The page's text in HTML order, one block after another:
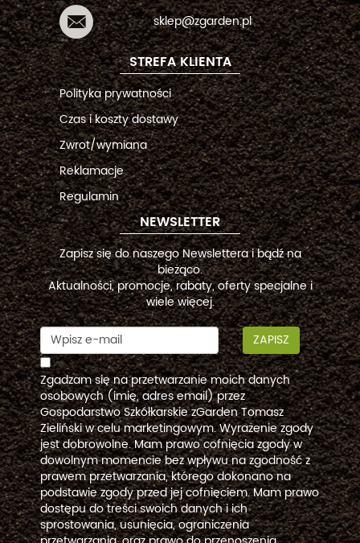
sklep@zgarden.pl
STREFA KLIENTA
Polityka prywatności
Czas i koszty dostawy
Zwrot/wymiana
Reklamacje
Regulamin
NEWSLETTER
Zapisz się do naszego Newslettera i bądź na
bieżąco.
Aktualności, promocje, rabaty, oferty specjalne i
wiele więcej.
ZAPISZ
Zgadzam się na przetwarzanie moich danych
osobowych (imię, adres email) przez
Gospodarstwo Szkółkarskie zGarden Tomasz
Zieliński w celu marketingowym. Wyrażenie zgody
jest dobrowolne. Mam prawo cofnięcia zgody w
dowolnym momencie bez wpływu na zgodność z
prawem przetwarzania, którego dokonano na
podstawie zgody przed jej cofnięciem. Mam prawo
dostępu do treści swoich danych i ich
sprostowania, usunięcia, ograniczenia